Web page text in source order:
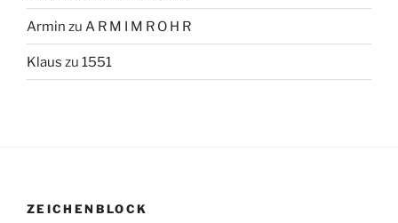
Armin zu A R M I M R O H R
Klaus zu 1551
ZEICHENBLOCK